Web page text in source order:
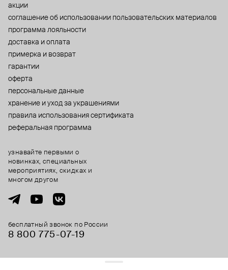
акции
cоглашение об использовании пользовательских материалов
программа лояльности
доставка и оплата
примерка и возврат
гарантии
оферта
персональные данные
хранение и уход за украшениями
правила использования сертификата
реферальная программа
бесплатный звонок по России
8 800 775⁠-07⁠-19
узнавайте первыми о
новинках, специальных
мероприятиях, скидках и
многом другом